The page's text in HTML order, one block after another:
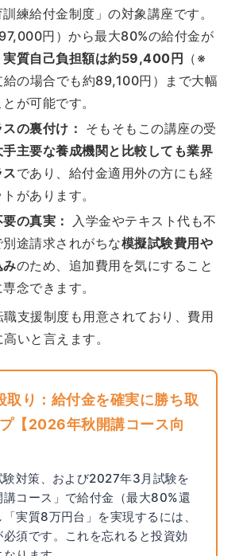
練給付金制度」の対象講座です。
円）から最大80%の給付金が
実質自己負担額は約59,400円 （※
給の場合でも約89,100円）まで大幅
が可能です。
の裏付け：
そもそもこの講座の受
手主要な養成機関と比較しても業界
であり、給付金適用外の方にも経
があります。
の真実：
入学金やテキスト代も不
途請求されがちな模擬試験費用や
みのため、追加費用を気にすること
念できます。
支援制度も用意されており、費用
いと言えます。
取り：給付金を確実に勝ち取
【2026年秋開講コース向
験対策、および2027年3月試験を
講コース」で給付金（最大80%還
実質8万円台」を実現するには、
須です。これを忘れると投資効